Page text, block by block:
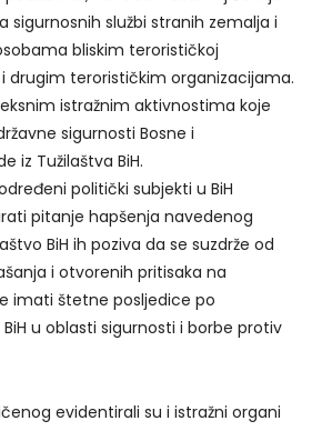
sigurnosnih službi stranih zemalja i
bliskim terorističkoj
i drugim terorističkim organizacijama.
istražnim aktivnostima koje
sigurnosti Bosne i
iz Tužilaštva BiH.
politički subjekti u BiH
pitanje hapšenja navedenog
BiH ih poziva da se suzdrže od
i otvorenih pritisaka na
imati štetne posljedice po
u oblasti sigurnosti i borbe protiv
evidentirali su i istražni organi